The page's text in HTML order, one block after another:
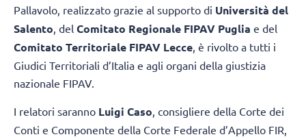
Pallavolo, realizzato grazie al supporto di Università del
Salento, del Comitato Regionale FIPAV Puglia e del
Comitato Territoriale FIPAV Lecce, è rivolto a tutti i
Giudici Territoriali d’Italia e agli organi della giustizia
nazionale FIPAV.
I relatori saranno Luigi Caso , consigliere della Corte dei
Conti e Componente della Corte Federale d’Appello FIR,